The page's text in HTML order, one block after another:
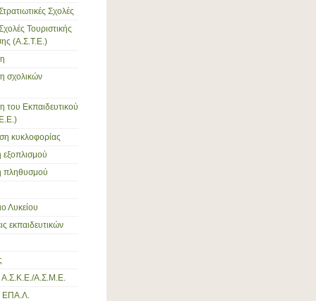
Σχολές
Τουριστικής
(Α.Σ.Τ.Ε.)
σχολικών
του Εκπαιδευτικού
κυκλοφορίας
πληθυσμού
Λυκείου
εκπαιδευτικών
Α.Σ.Κ.Ε./Α.Σ.Μ.Ε.
ΕΠΑ.Λ.